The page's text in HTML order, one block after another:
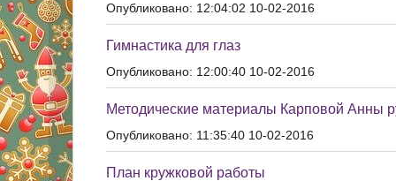
Опубликовано: 12:04:02 10-02-2016
Гимнастика для глаз
Опубликовано: 12:00:40 10-02-2016
Методические материалы Карповой Анны
Опубликовано: 11:35:40 10-02-2016
План кружковой работы